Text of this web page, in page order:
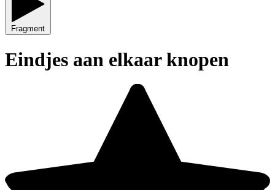
Fragment
Eindjes aan elkaar knopen